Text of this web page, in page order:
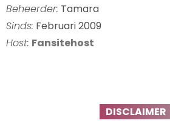
Beheerder: Tamara
Sinds: Februari 2009
Host: Fansitehost
DISCLAIMER